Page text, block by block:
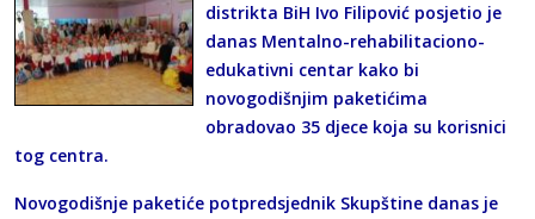
distrikta BiH Ivo Filipović posjetio je
danas Mentalno-rehabilitaciono-
edukativni centar kako bi
novogodišnjim paketićima
obradovao 35 djece koja su korisnici
tog centra.
Novogodišnje paketiće potpredsjednik Skupštine danas je